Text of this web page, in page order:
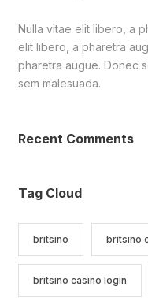
Nulla vitae elit libero, a
elit libero, a pharetra
pharetra augue. Donec
sem malesuada.
Recent Comments
Tag Cloud
britsino britsino
britsino casino login